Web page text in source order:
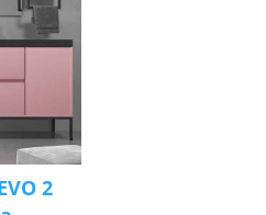
2